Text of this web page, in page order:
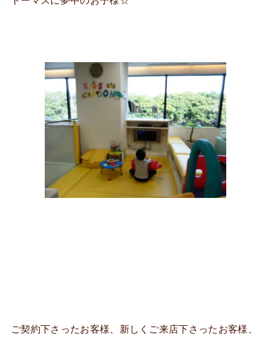
ご契約下さったお客様、新しくご来店下さったお客様、